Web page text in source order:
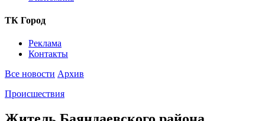
ТК Город
Реклама
Контакты
Все новости Архив
Происшествия